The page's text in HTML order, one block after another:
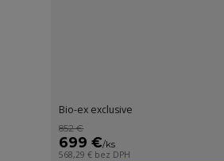
Bio-ex exclusive
852 €
699 €/ks
568,29 € bez DPH